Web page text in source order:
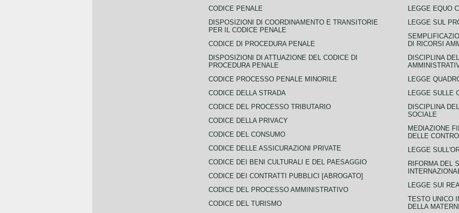
CODICE PENALE
DISPOSIZIONI DI COORDINAMENTO E TRANSITORIE
PER IL CODICE PENALE
CODICE DI PROCEDURA PENALE
DISPOSIZIONI DI ATTUAZIONE DEL CODICE DI
PROCEDURA PENALE
CODICE PROCESSO PENALE MINORILE
CODICE DELLA STRADA
CODICE DEL PROCESSO TRIBUTARIO
CODICE DELLA PRIVACY
CODICE DEL CONSUMO
CODICE DELLE ASSICURAZIONI PRIVATE
CODICE DEI BENI CULTURALI E DEL PAESAGGIO
CODICE DEI CONTRATTI PUBBLICI [ABROGATO]
CODICE DEL PROCESSO AMMINISTRATIVO
CODICE DEL TURISMO
LEGGE EQUO
LEGGE SUL
DI RICORSI
DISCIPLINA
LEGGE
LEGGE SULLE
DISCIPLINA
SOCIALE
MEDIAZIONE
DELLE
LEGGE
RIFORMA DEL
LEGGE SUI
TESTO UNICO
DELLA